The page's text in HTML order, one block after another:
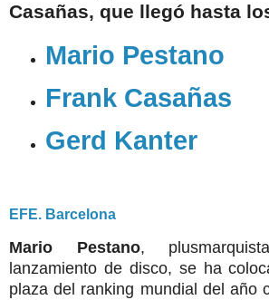
Casañas, que llegó hasta
Mario Pestano
Frank Casañas
Gerd Kanter
EFE. Barcelona
Mario Pestano,
lanzamiento de disco, se ha
plaza del ranking mundial del año